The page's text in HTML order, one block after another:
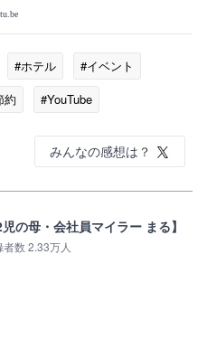
まる】
#ホテル
#イベント
約 #YouTube
みんなの感想は？
の母・会社員マイラー まる】
数 2.33万人